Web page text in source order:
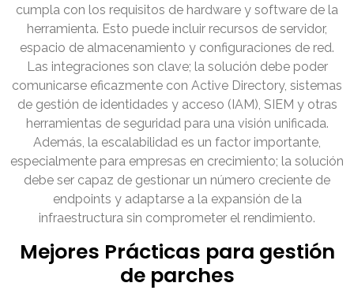
cumpla con los requisitos de hardware y software de la
herramienta. Esto puede incluir recursos de servidor,
espacio de almacenamiento y configuraciones de red.
Las integraciones son clave; la solución debe poder
comunicarse eficazmente con Active Directory, sistemas
de gestión de identidades y acceso (IAM), SIEM y otras
herramientas de seguridad para una visión unificada.
Además, la escalabilidad es un factor importante,
especialmente para empresas en crecimiento; la solución
debe ser capaz de gestionar un número creciente de
endpoints y adaptarse a la expansión de la
infraestructura sin comprometer el rendimiento.
Mejores Prácticas para gestión
de parches